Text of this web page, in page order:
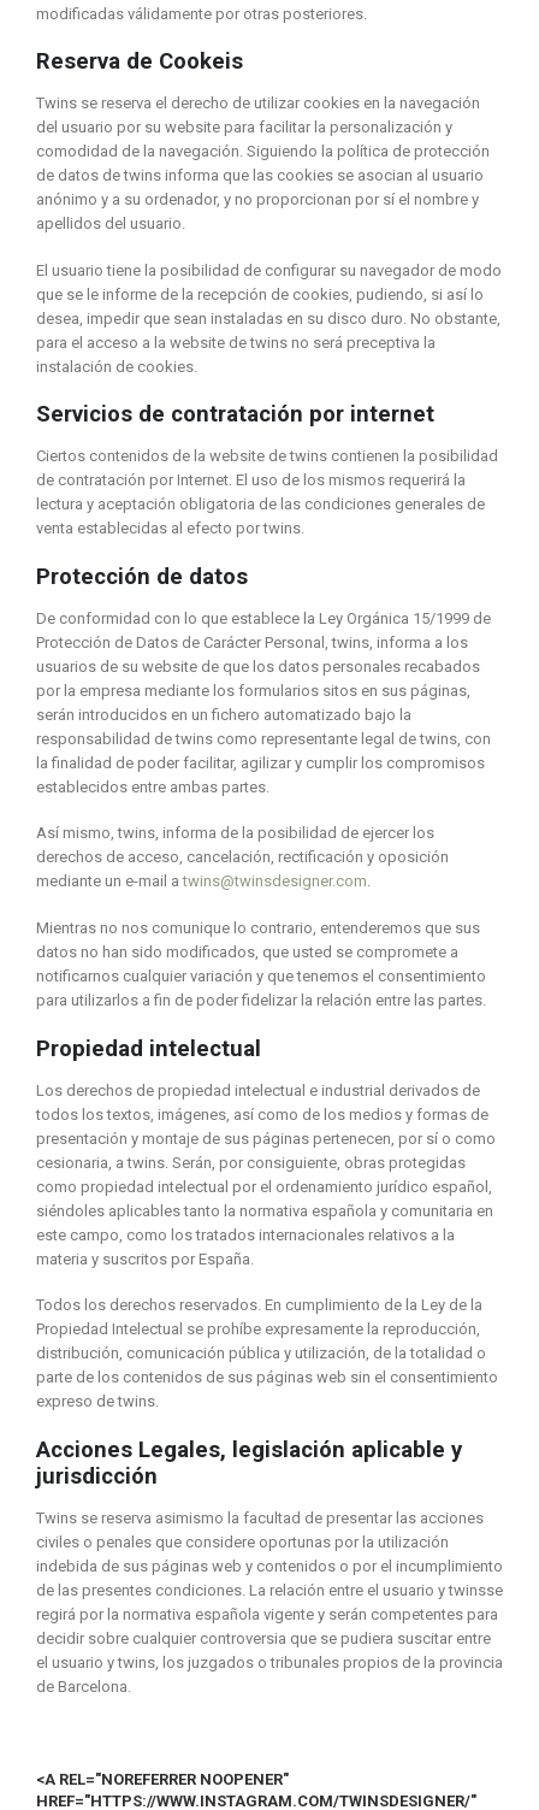
modificadas válidamente por otras posteriores.
Reserva de Cookeis
Twins se reserva el derecho de utilizar cookies en la navegación
del usuario por su website para facilitar la personalización y
comodidad de la navegación. Siguiendo la política de protección
de datos de twins informa que las cookies se asocian al usuario
anónimo y a su ordenador, y no proporcionan por sí el nombre y
apellidos del usuario.
El usuario tiene la posibilidad de configurar su navegador de modo
que se le informe de la recepción de cookies, pudiendo, si así lo
desea, impedir que sean instaladas en su disco duro. No obstante,
para el acceso a la website de twins no será preceptiva la
instalación de cookies.
Servicios de contratación por internet
Ciertos contenidos de la website de twins contienen la posibilidad
de contratación por Internet. El uso de los mismos requerirá la
lectura y aceptación obligatoria de las condiciones generales de
venta establecidas al efecto por twins.
Protección de datos
De conformidad con lo que establece la Ley Orgánica 15/1999 de
Protección de Datos de Carácter Personal, twins, informa a los
usuarios de su website de que los datos personales recabados
por la empresa mediante los formularios sitos en sus páginas,
serán introducidos en un fichero automatizado bajo la
responsabilidad de twins como representante legal de twins, con
la finalidad de poder facilitar, agilizar y cumplir los compromisos
establecidos entre ambas partes.
Así mismo, twins, informa de la posibilidad de ejercer los
derechos de acceso, cancelación, rectificación y oposición
mediante un e-mail atwins@twinsdesigner.com.
Mientras no nos comunique lo contrario, entenderemos que sus
datos no han sido modificados, que usted se compromete a
notificarnos cualquier variación y que tenemos el consentimiento
para utilizarlos a fin de poder fidelizar la relación entre las partes.
Propiedad intelectual
Los derechos de propiedad intelectual e industrial derivados de
todos los textos, imágenes, así como de los medios y formas de
presentación y montaje de sus páginas pertenecen, por sí o como
cesionaria, a twins. Serán, por consiguiente, obras protegidas
como propiedad intelectual por el ordenamiento jurídico español,
siéndoles aplicables tanto la normativa española y comunitaria en
este campo, como los tratados internacionales relativos a la
materia y suscritos por España.
Todos los derechos reservados. En cumplimiento de la Ley de la
Propiedad Intelectual se prohíbe expresamente la reproducción,
distribución, comunicación pública y utilización, de la totalidad o
parte de los contenidos de sus páginas web sin el consentimiento
expreso de twins.
Acciones Legales, legislación aplicable y
jurisdicción
Twins se reserva asimismo la facultad de presentar las acciones
civiles o penales que considere oportunas por la utilización
indebida de sus páginas web y contenidos o por el incumplimiento
de las presentes condiciones. La relación entre el usuario y twinsse
regirá por la normativa española vigente y serán competentes para
decidir sobre cualquier controversia que se pudiera suscitar entre
el usuario y twins, los juzgados o tribunales propios de la provincia
de Barcelona.
<A REL="NOREFERRER NOOPENER"
HREF="HTTPS://WWW.INSTAGRAM.COM/TWINSDESIGNER/"